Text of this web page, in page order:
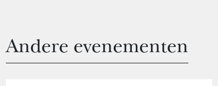
Andere evenementen